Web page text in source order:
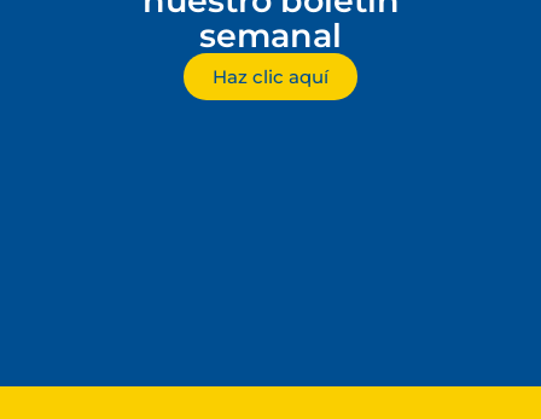
semanal
Haz clic aquí